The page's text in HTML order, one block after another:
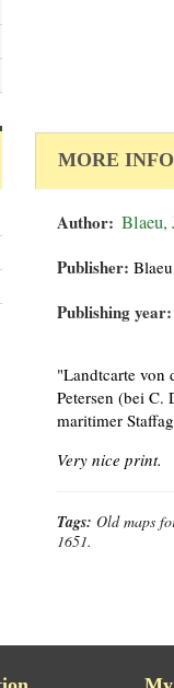
MORE INFO
Author: Blaeu,
Publisher:
Publishing year:
"Landtcarte von
Petersen (bei
maritimer
Very nice print.
Tags: Old maps
1651.